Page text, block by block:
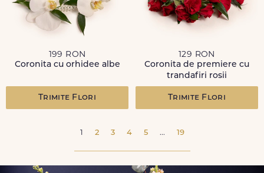
199 RON
Coronita cu orhidee albe
Trimite Flori
129 RON
Coronita de premiere cu
trandafiri rosii
Trimite Flori
1 2 3 4 5 ... 19